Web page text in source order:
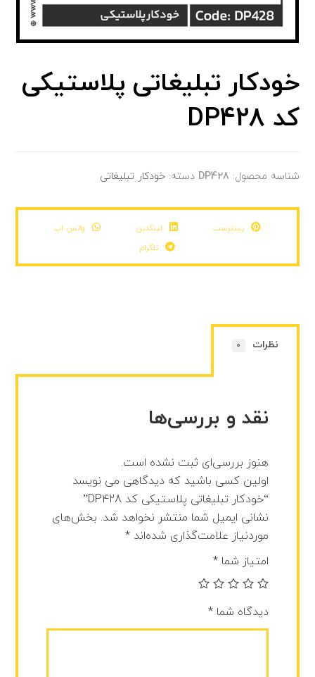
خودکار تبلیغاتی پلاستیکی
کد DP428
شناسه محصول: DP428 دسته:خودکار تبلیغاتی
پینترست لینکدین
واتس اپ
تلگرام
نظرات 0
نقد و بررسی‌ها
هنوز بررسی‌ای ثبت نشده است.
اولین کسی باشید که دیدگاهی می نویسد
“خودکار تبلیغاتی پلاستیکی کد DP428”
نشانی ایمیل شما منتشر نخواهد شد. بخش‌های
موردنیاز علامت‌گذاری شده‌اند*
امتیاز شما*
دیدگاه شما*